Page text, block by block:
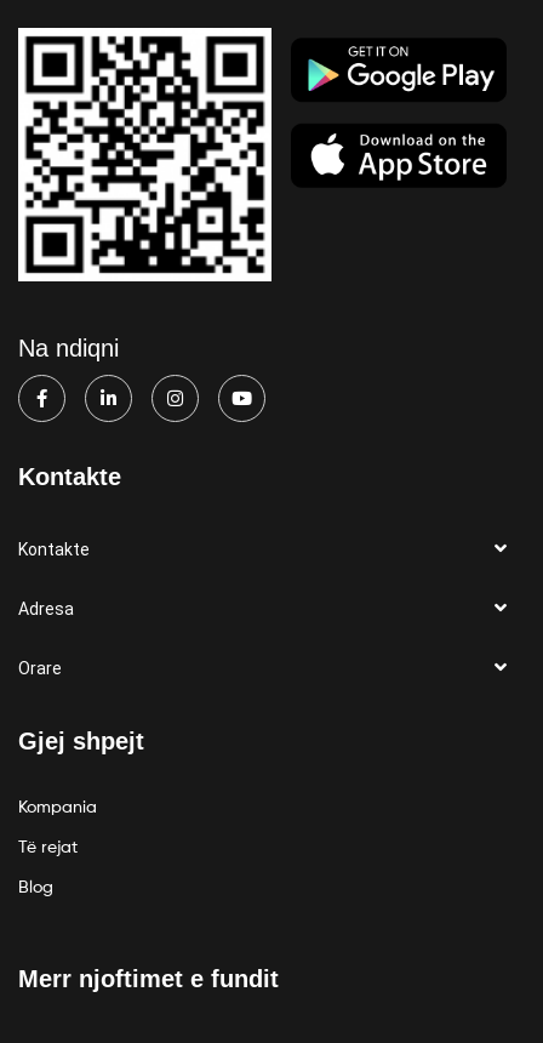
Na ndiqni
Kontakte
Kontakte
Adresa
Orare
Gjej shpejt
Kompania
Të rejat
Blog
Merr njoftimet e fundit